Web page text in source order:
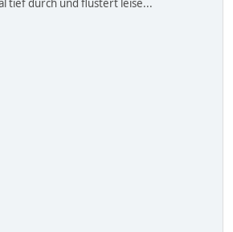
tief durch und flüstert leise...